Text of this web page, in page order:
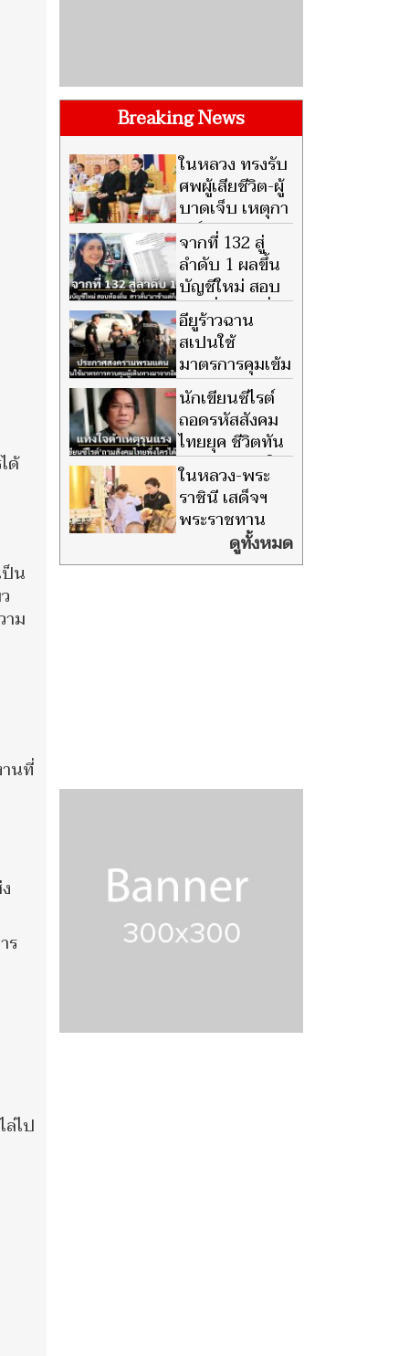
ด้
ป็น
าม
นที่
ร
ไป
Breaking News
ในหลวง ทรงรับ
ศพผู้เสียชีวิต-ผู้
บาดเจ็บ เหตุกา
รณ์ยิง
รร.เทพศิรินทร์ นนทบุรี ไว้ใน
พระบรมราชานุเคราะห์
จากที่ 132 สู่
ลำดับ 1 ผลขึ้น
บัญชีใหม่ สอบ
ท้องถิ่น สาวลั่น
ความพยายามตั้งใจเห็นผลแล้ว
มาช้าแต่ก็ภูมิใจ
อียูร้าวฉาน
สเปนใช้
มาตรการคุมเข้ม
ผู้เดินทางมาจาก
อิตาลี อัดกลับปมระงับเขตพื้นที่
เชงเก้น
นักเขียนซีไรต์
ถอดรหัสสังคม
ไทยยุค ชีวิตทัน
สมัย พูดแทงใจ
ดำเหตุรุนแรง สังคมไทยพึ่งใคร
ได้บ้าง?
ในหลวง-พระ
ราชินี เสด็จฯ
พระราชทาน
เพลิงศพ นาย
แพทย์ปราเสริฐ ปราสาททอง
ดูทั้งหมด